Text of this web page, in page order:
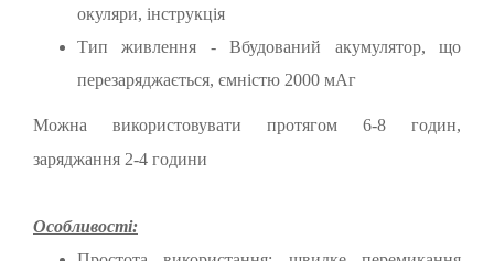
окуляри, інструкція
Тип живлення - Вбудований акумулятор, що
перезаряджається, ємністю 2000 мАг
Можна використовувати протягом 6-8 годин,
заряджання 2-4 години
Особливості: